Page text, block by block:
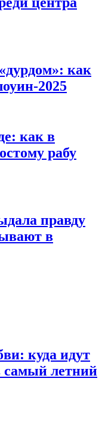
как
2025
как в
рабу
правду
в
куда идут
самый летний